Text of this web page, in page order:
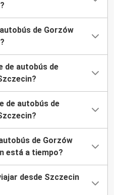
de Gorzów
de autobús de
de autobús de
de Gorzów
está a tiempo?
desde Szczecin